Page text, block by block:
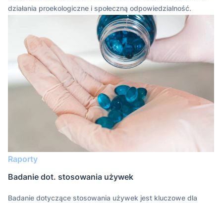
działania proekologiczne i społeczną odpowiedzialność.
Raporty
Badanie dot. stosowania używek
Badanie dotyczące stosowania używek jest kluczowe dla